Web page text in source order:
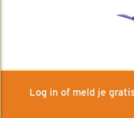
Log in of meld je